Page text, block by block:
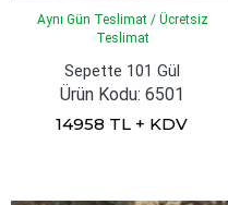
Aynı Gün Teslimat / Ücretsiz
Teslimat
Sepette 101 Gül
Ürün Kodu: 6501
14958 TL + KDV